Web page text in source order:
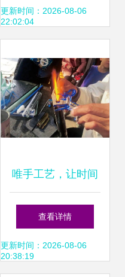
——师市妇联妇女
更新时间：2026-08-06
22:02:04
唯手工艺，让时间
静止此刻
查看详情
更新时间：2026-08-06
20:38:19